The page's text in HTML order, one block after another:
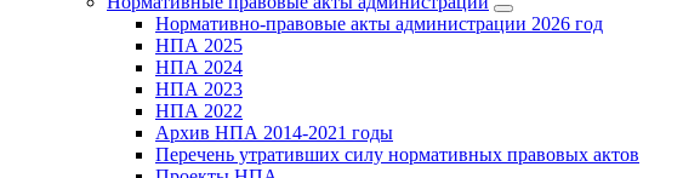
Нормативно-правовые акты администрации 2026 год
НПА 2025
НПА 2024
НПА 2023
НПА 2022
Архив НПА 2014-2021 годы
Перечень утративших силу нормативных правовых актов